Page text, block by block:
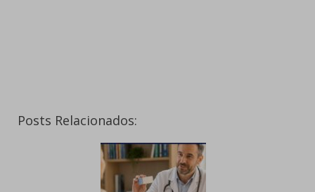
Posts Relacionados: